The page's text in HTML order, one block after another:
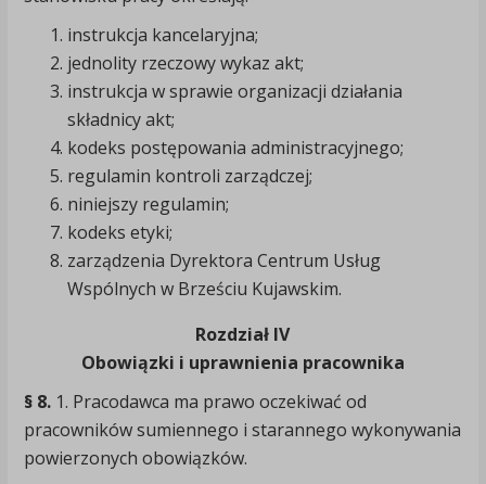
instrukcja kancelaryjna;
jednolity rzeczowy wykaz akt;
instrukcja w sprawie organizacji działania
składnicy akt;
kodeks postępowania administracyjnego;
regulamin kontroli zarządczej;
niniejszy regulamin;
kodeks etyki;
zarządzenia Dyrektora Centrum Usług
Wspólnych w Brześciu Kujawskim.
Rozdział IV
Obowiązki i uprawnienia pracownika
§ 8. 1. Pracodawca ma prawo oczekiwać od
pracowników sumiennego i starannego wykonywania
powierzonych obowiązków.